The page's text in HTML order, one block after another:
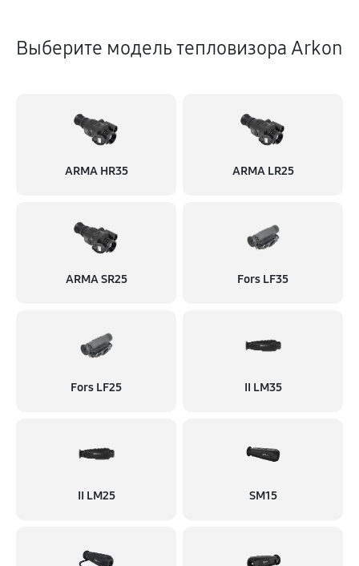
Выберите модель тепловизора Arkon
ARMA HR35 ARMA LR25
ARMA SR25 Fors LF35
Fors LF25 II LM35
II LM25 SM15